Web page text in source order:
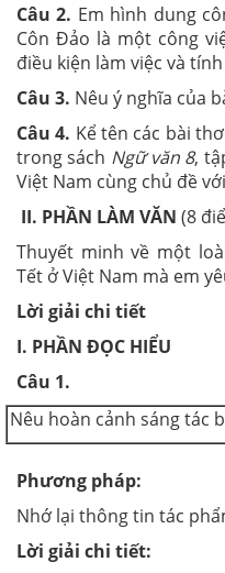
Câu 2. Em hình dung
Côn Đảo là một công
điều kiện làm việc và
Câu 3. Nêu ý nghĩa của
Câu 4. Kể tên các bài
trong sách Ngữ văn 8,
Việt Nam cùng chủ đề
II. PHẦN LÀM VĂN (8
Thuyết minh về một
Tết ở Việt Nam mà em
Lời giải chi tiết
I. PHẦN ĐỌC HIỂU
Câu 1.
Nêu hoàn cảnh sáng tác
Phương pháp:
Nhớ lại thông tin tác
Lời giải chi tiết: